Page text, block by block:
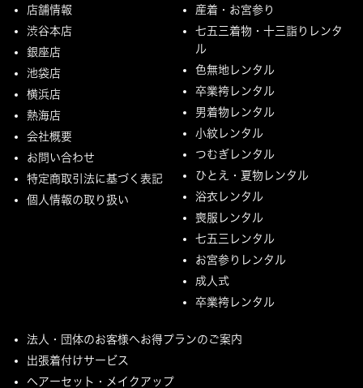
店舗情報
渋谷本店
銀座店
池袋店
横浜店
熱海店
会社概要
お問い合わせ
特定商取引法に基づく表記
個人情報の取り扱い
産着・お宮参り
七五三着物・十三詣りレンタ
ル
色無地レンタル
卒業袴レンタル
男着物レンタル
小紋レンタル
つむぎレンタル
ひとえ・夏物レンタル
浴衣レンタル
喪服レンタル
七五三レンタル
お宮参りレンタル
成人式
卒業袴レンタル
法人・団体のお客様へお得プランのご案内
出張着付けサービス
ヘアーセット・メイクアップ